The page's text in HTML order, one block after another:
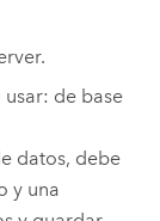
.
de base
datos, debe
y una